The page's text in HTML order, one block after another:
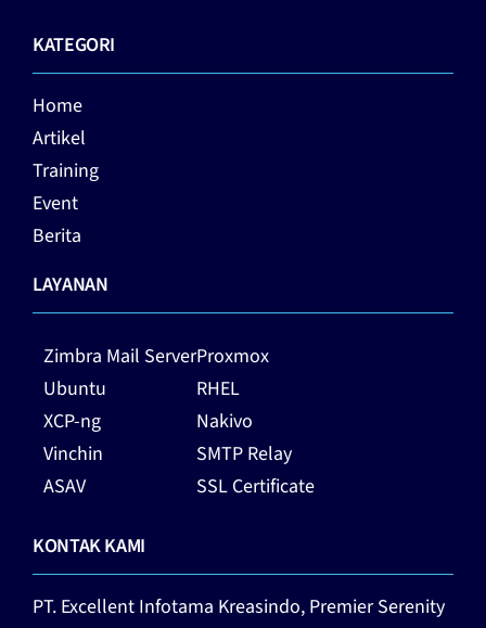
KATEGORI
Home
Artikel
Training
Event
Berita
LAYANAN
Zimbra Mail Server
Ubuntu
XCP-ng
Vinchin
ASAV
Proxmox
RHEL
Nakivo
SMTP Relay
SSL Certificate
KONTAK KAMI
PT. Excellent Infotama Kreasindo, Premier Serenity